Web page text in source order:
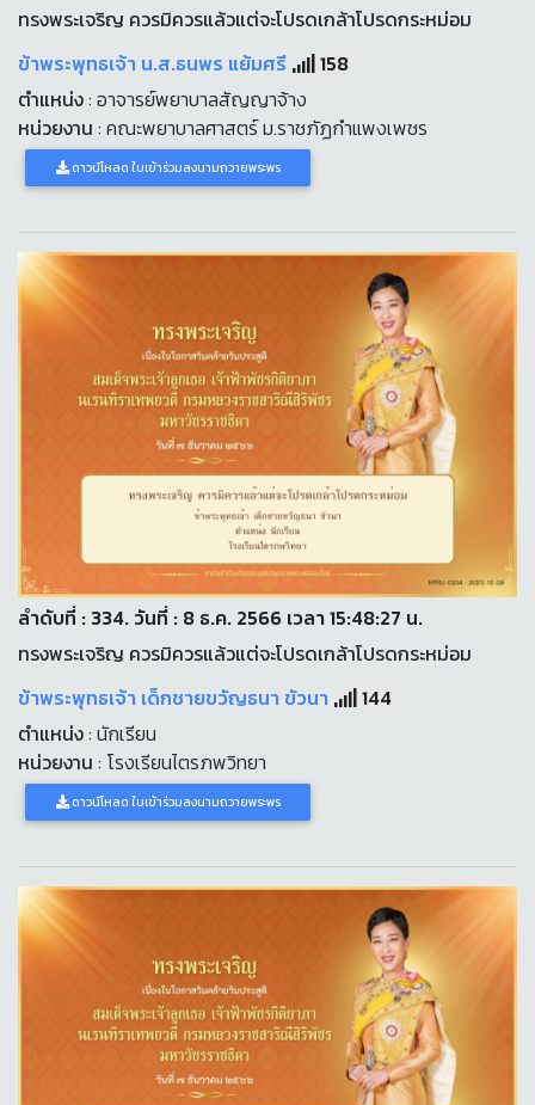
ทรงพระเจริญ ควรมิควรแล้วแต่จะโปรดเกล้าโปรดกระหม่อม
ข้าพระพุทธเจ้า น.ส.ธนพร แย้มศรี
158
ตำแหน่ง: อาจารย์พยาบาลสัญญาจ้าง
หน่วยงาน : คณะพยาบาลศาสตร์ ม.ราชภัฏกำแพงเพชร
ดาวน์โหลด ใบเข้าร่วมลงนามถวายพระพร
ลำดับที่ : 334. วันที่ : 8 ธ.ค. 2566 เวลา 15:48:27 น.
ทรงพระเจริญ ควรมิควรแล้วแต่จะโปรดเกล้าโปรดกระหม่อม
ข้าพระพุทธเจ้า เด็กชายขวัญธนา ขัวนา
144
ตำแหน่ง: นักเรียน
หน่วยงาน : โรงเรียนไตรภพวิทยา
ดาวน์โหลด ใบเข้าร่วมลงนามถวายพระพร